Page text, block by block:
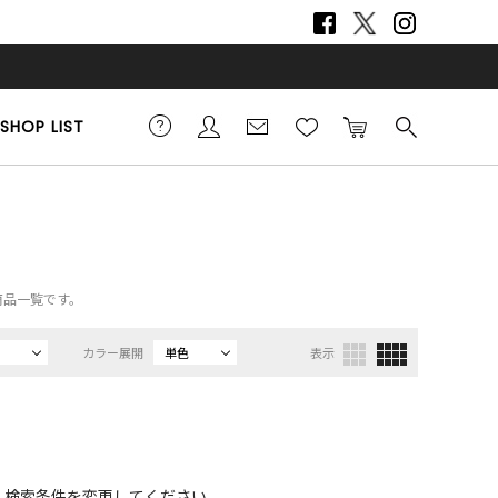
SHOP LIST
一覧です。
カラー展開 単色 表示